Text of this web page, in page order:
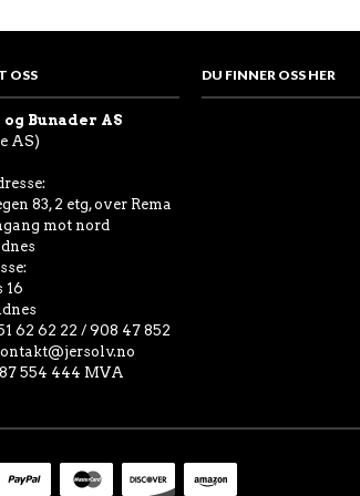
OSS
Bunader AS
AS)
83, 2 etg, over Rema
mot nord
16
62 62 22 / 908 47 852
554 444 MVA
DU FINNER OSS HER